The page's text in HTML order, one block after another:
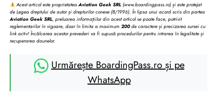
Acest articol este proprietateaAviation Geek SRL (www.boardingpass.ro) și este protejat
de Legea dreptului de autor și drepturilor conexe (8/1996). În lipsa unui acord scris din partea
Aviation Geek SRL, preluarea informațiilor din acest articol se poate face, potrivit
reglementarilor în vigoare, doar în limita a maximum 200de caractere și precizarea sursei cu
link activ! Încălcarea acestor prevederi va fi supusă procedurilor pentru intrarea în legalitate și
recuperarea daunelor.
Urmărește BoardingPass.ro și pe
WhatsApp